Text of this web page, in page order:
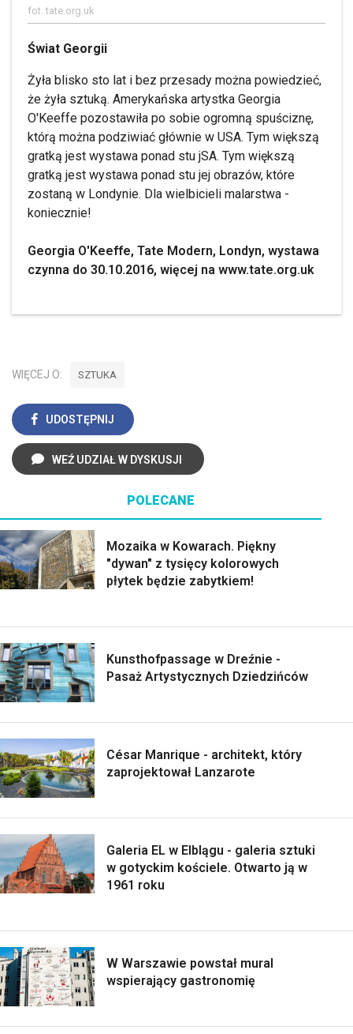
fot. tate.org.uk
Świat Georgii
Żyła blisko sto lat i bez przesady można powiedzieć,
że żyła sztuką. Amerykańska artystka Georgia
O'Keeffe pozostawiła po sobie ogromną spuściznę,
którą można podziwiać głównie w USA. Tym większą
gratką jest wystawa ponad stu jSA. Tym większą
gratką jest wystawa ponad stu jej obrazów, które
zostaną w Londynie. Dla wielbicieli malarstwa -
koniecznie!
Georgia O'Keeffe, Tate Modern, Londyn, wystawa
czynna do 30.10.2016, więcej na www.tate.org.uk
WIĘCEJ O: SZTUKA
UDOSTĘPNIJ
WEŹ UDZIAŁ W DYSKUSJI
POLECANE
Mozaika w Kowarach. Piękny
"dywan" z tysięcy kolorowych
płytek będzie zabytkiem!
Kunsthofpassage w Dreźnie -
Pasaż Artystycznych Dziedzińców
César Manrique - architekt, który
zaprojektował Lanzarote
Galeria EL w Elblągu - galeria sztuki
w gotyckim kościele. Otwarto ją w
1961 roku
W Warszawie powstał mural
wspierający gastronomię